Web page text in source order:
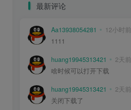
最新评论
Aa13938054281 12小时前
1111
huang19945313421 2天前
啥时候可以打开下载
huang19945313421 2天前
关闭下载了